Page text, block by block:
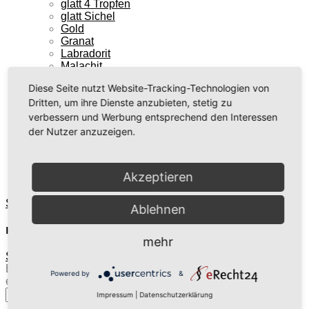
glatt 4 Tropfen
glatt Sichel
Gold
Granat
Labradorit
Malachit
modern 2 Tropfen
Mondstein
Opal
Pietersit
Rosenquarz
Tuerkis
Startseite rund 12mm
rund 12mm
Startseite
Es wurden keine Produkte gefunden, die Ihrer Auswahl
entsprechen.
nach:
Diese Seite nutzt Website-Tracking-Technologien von
Dritten, um ihre Dienste anzubieten, stetig zu
verbessern und Werbung entsprechend den Interessen
der Nutzer anzuzeigen.
Akzeptieren
Ablehnen
mehr
Powered by &
Impressum Datenschutzerklärung